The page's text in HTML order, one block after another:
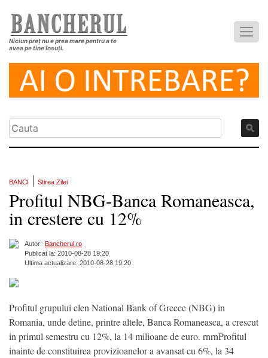
Niciun preț nu e prea mare pentru a te
avea pe tine însuți.
BANCI Stirea Zilei
Profitul NBG-Banca Romaneasca,
in crestere cu 12%
Autor: Bancherul.ro
Publicat la: 2010-08-28 19:20
Ultima actualizare: 2010-08-28 19:20
Profitul grupului elen National Bank of Greece (NBG) in
Romania, unde detine, printre altele, Banca Romaneasca, a crescut
in primul semestru cu 12%, la 14 milioane de euro. rnrnProfitul
inainte de constituirea provizioanelor a avansat cu 6%, la 34